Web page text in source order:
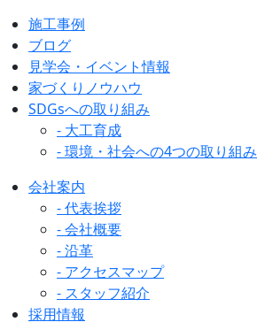
施工事例
ブログ
見学会・イベント情報
家づくりノウハウ
SDGsへの取り組み
- 大工育成
- 環境・社会への4つの取り組み
会社案内
- 代表挨拶
- 会社概要
- 沿革
- アクセスマップ
- スタッフ紹介
採用情報